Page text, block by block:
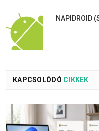
NAPIDROID
KAPCSOLÓDÓ CIKKEK